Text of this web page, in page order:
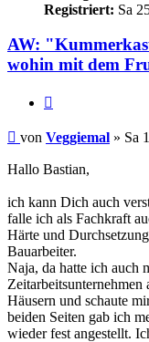
Registriert: Sa
AW:
wohin mit dem
Beitrag
von Veggiemal » Sa
Hallo Bastian,
ich kann Dich auch
falle ich als Fachkraft
Härte und
Bauarbeiter.
Naja, da hatte ich auch
Häusern und schaute
beiden Seiten gab ich
wieder fest angestellt.